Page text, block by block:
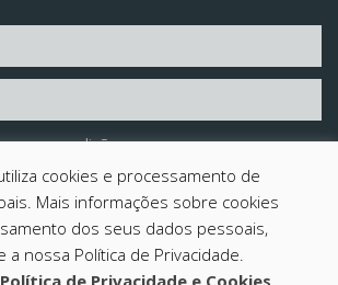
e condições
| Todos os direitos reservados |
cookies e processamento de
Mais informações sobre cookies
dos seus dados pessoais,
a nossa Política de Privacidade.
Política de Privacidade e Cookies